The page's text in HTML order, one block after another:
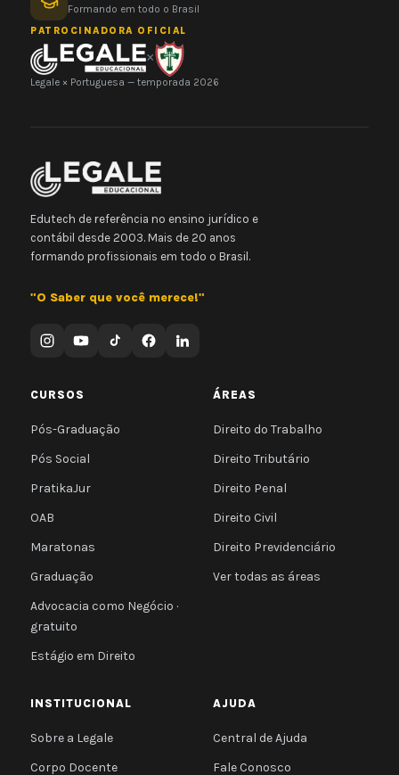
Formando em todo o Brasil
PATROCINADORA OFICIAL
×
Legale × Portuguesa — temporada 2026
Edutech de referência no ensino jurídico e
contábil desde 2003. Mais de 20 anos
formando profissionais em todo o Brasil.
"O Saber que você merece!"
CURSOS
Pós-Graduação
Pós Social
PratikaJur
OAB
Maratonas
Graduação
Advocacia como Negócio ·
gratuito
Estágio em Direito
ÁREAS
Direito do Trabalho
Direito Tributário
Direito Penal
Direito Civil
Direito Previdenciário
Ver todas as áreas
INSTITUCIONAL
Sobre a Legale
Corpo Docente
AJUDA
Central de Ajuda
Fale Conosco